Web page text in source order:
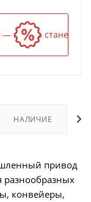
— и цена станет
НАЛИЧИЕ
привод
разнообразных
конвейеры,